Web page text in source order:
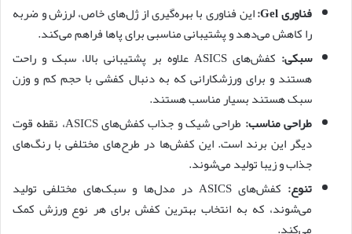
فناوری Gel:
این فناوری با بهره‌گیری از ژل‌های خاص، لرزش و ضربه
را کاهش می‌دهد و پشتیبانی مناسبی برای پاها فراهم می‌کند.
سبکی:
کفش‌های ASICS علاوه بر پشتیبانی بالا، سبک و راحت
هستند و برای ورزشکارانی که به دنبال کفشی با حجم کم و وزن
سبک هستند بسیار مناسب هستند.
طراحی مناسب:
طراحی شیک و جذاب کفش‌های ASICS، نقطه قوت
دیگر این برند است. این کفش‌ها در طرح‌های مختلفی با رنگ‌های
جذاب و زیبا تولید می‌شوند.
تنوع:
کفش‌های ASICS در مدل‌ها و سبک‌های مختلفی تولید
می‌شوند، که به انتخاب بهترین کفش برای هر نوع ورزش کمک
می‌کند.